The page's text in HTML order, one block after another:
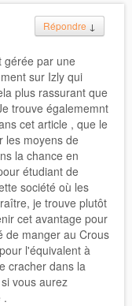
Répondre ↓
gérée par une
sur Izly qui
plus rassurant que
trouve égalememnt
cet article , que le
les moyens de
la chance en
étudiant de
société où les
je trouve plutôt
cet avantage pour
de manger au Crous
l'équivalent à
cracher dans la
vous aurez
.